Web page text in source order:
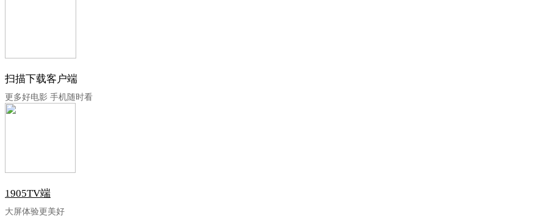
扫描下载客户端
更多好电影 手机随时看
1905TV端
大屏体验更美好